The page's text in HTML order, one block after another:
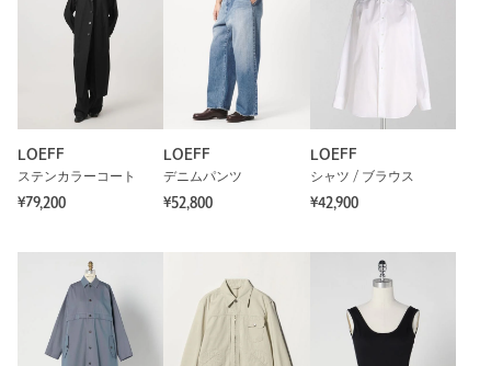
LOEFF
ステンカラーコート
¥79,200
LOEFF
デニムパンツ
¥52,800
LOEFF
シャツ / ブラウス
¥42,900